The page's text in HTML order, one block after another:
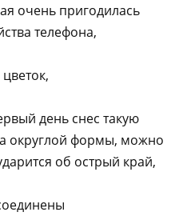
очень пригодилась
телефона,
день снес такую
округлой формы, можно
об острый край,